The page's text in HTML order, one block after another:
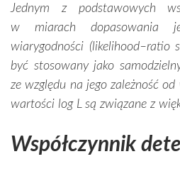
Jednym z podstawowych
w miarach dopasowania
wiarygodności (likelihood–ratio
być stosowany jako
ze względu na jego zależność
wartości log L są związane z
Współczynnik